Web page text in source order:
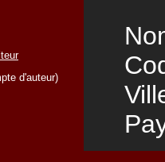
d'auteur)